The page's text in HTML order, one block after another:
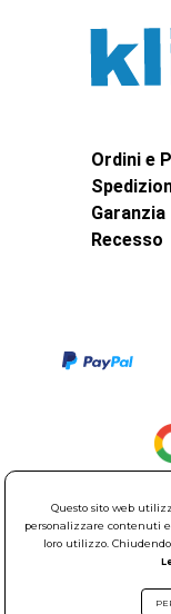
Ordini e
Garanzia
Recesso
© Elettroservice
Partita Iva:
Sociale
Questo sito web
personalizzare contenuti
loro utilizzo.